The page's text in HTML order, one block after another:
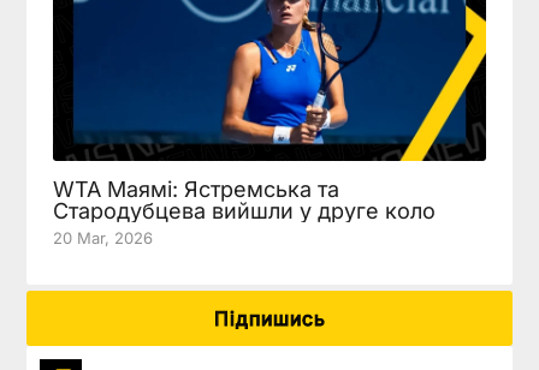
WTA Маямі: Ястремська та
Стародубцева вийшли у друге коло
20 Mar, 2026
Підпишись